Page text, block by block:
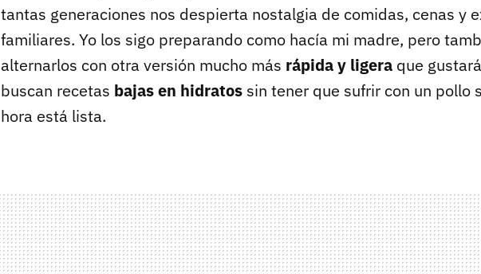
tantas generaciones nos despierta nostalgia de comidas, cenas y
familiares. Yo los sigo preparando como hacía mi madre, pero
alternarlos con otra versión mucho más rápida y ligera que
buscan recetas bajas en hidratos sin tener que sufrir con un pollo
hora está lista.